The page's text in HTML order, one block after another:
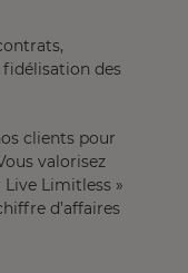
des
clients pour
valorisez
Live Limitless »
d’affaires